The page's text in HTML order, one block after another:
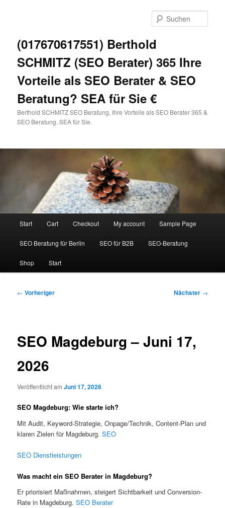
(017670617551) Berthold
SCHMITZ (SEO Berater) 365 Ihre
Vorteile als SEO Berater & SEO
Beratung? SEA für Sie €
Berthold SCHMITZ SEO Beratung, Ihre Vorteile als SEO Berater 365 &
SEO Beratung. SEA für Sie.
Start Cart Checkout My account Sample Page
SEO Beratung für Berlin SEO für B2B SEO-Beratung
Shop Start
Beitragsnavigation
← Vorheriger Nächster →
SEO Magdeburg – Juni 17,
2026
Veröffentlicht amJuni 17, 2026
SEO Magdeburg: Wie starte ich?
Mit Audit, Keyword-Strategie, Onpage/Technik, Content-Plan und
klaren Zielen für Magdeburg.SEO
SEO Dienstleistungen
Was macht ein SEO Berater in Magdeburg?
Er priorisiert Maßnahmen, steigert Sichtbarkeit und Conversion-
Rate in Magdeburg.SEO Berater